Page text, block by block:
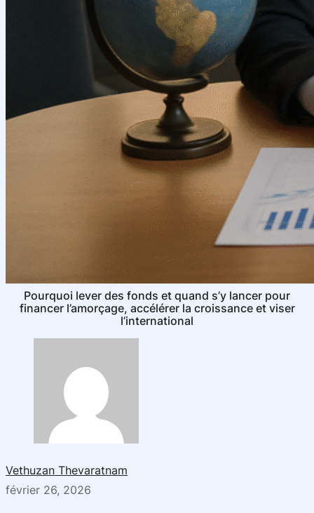
Pourquoi lever des fonds et quand s’y lancer pour
financer l’amorçage, accélérer la croissance et viser
l’international
Vethuzan Thevaratnam
février 26, 2026